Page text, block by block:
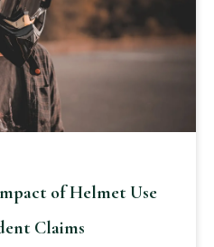
of Helmet Use
Claims